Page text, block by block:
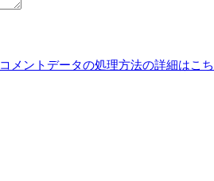
コメントデータの処理方法の詳細はこ